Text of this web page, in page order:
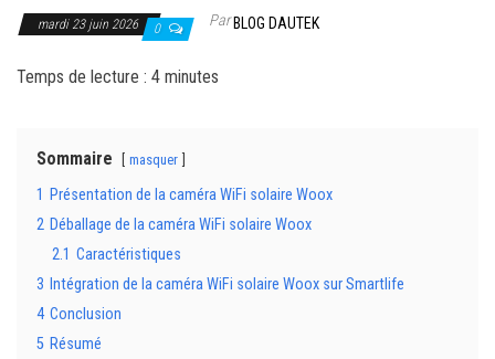
mardi 23 juin 2026 0 ParBLOG DAUTEK
Temps de lecture : 4 minutes
Sommaire masquer
1 Présentation de la caméra WiFi solaire Woox
2 Déballage de la caméra WiFi solaire Woox
2.1 Caractéristiques
3 Intégration de la caméra WiFi solaire Woox sur Smartlife
4 Conclusion
5 Résumé